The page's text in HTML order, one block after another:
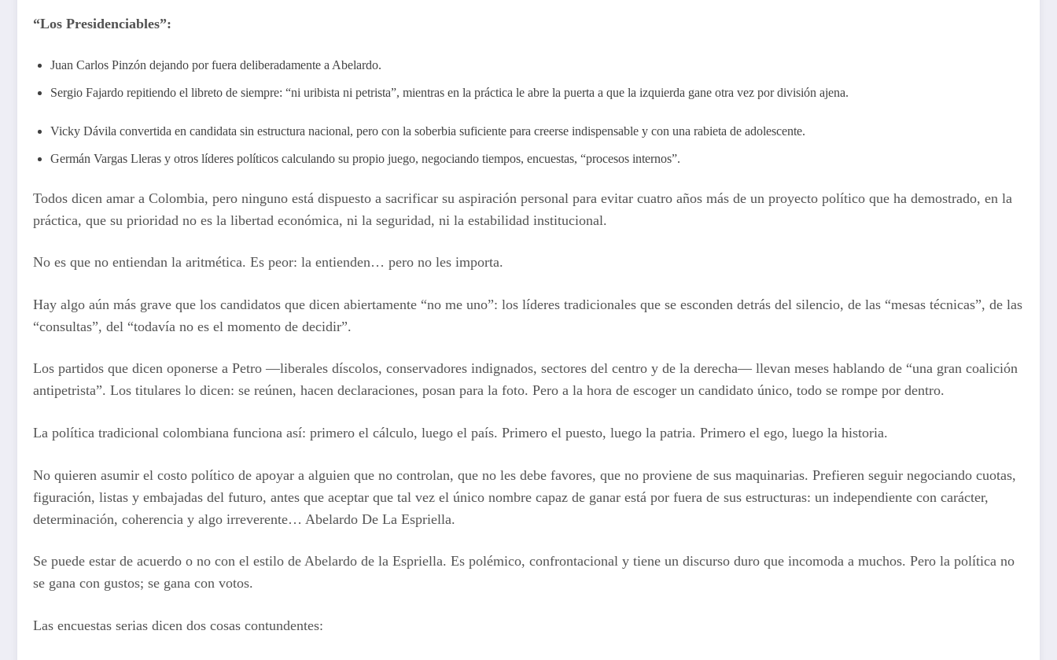
“Los Presidenciables”:
Juan Carlos Pinzón dejando por fuera deliberadamente a Abelardo.
Sergio Fajardo repitiendo el libreto de siempre: “ni uribista ni petrista”, mientras en la práctica le abre la puerta a que la izquierda gane otra vez por división ajena.
Vicky Dávila convertida en candidata sin estructura nacional, pero con la soberbia suficiente para creerse indispensable y con una rabieta de adolescente.
Germán Vargas Lleras y otros líderes políticos calculando su propio juego, negociando tiempos, encuestas, “procesos internos”.
Todos dicen amar a Colombia, pero ninguno está dispuesto a sacrificar su aspiración personal para evitar cuatro años más de un proyecto político que ha demostrado, en la
práctica, que su prioridad no es la libertad económica, ni la seguridad, ni la estabilidad institucional.
No es que no entiendan la aritmética. Es peor: la entienden… pero no les importa.
Hay algo aún más grave que los candidatos que dicen abiertamente “no me uno”: los líderes tradicionales que se esconden detrás del silencio, de las “mesas técnicas”, de las
“consultas”, del “todavía no es el momento de decidir”.
Los partidos que dicen oponerse a Petro —liberales díscolos, conservadores indignados, sectores del centro y de la derecha— llevan meses hablando de “una gran coalición
antipetrista”. Los titulares lo dicen: se reúnen, hacen declaraciones, posan para la foto. Pero a la hora de escoger un candidato único, todo se rompe por dentro.
La política tradicional colombiana funciona así: primero el cálculo, luego el país. Primero el puesto, luego la patria. Primero el ego, luego la historia.
No quieren asumir el costo político de apoyar a alguien que no controlan, que no les debe favores, que no proviene de sus maquinarias. Prefieren seguir negociando cuotas,
figuración, listas y embajadas del futuro, antes que aceptar que tal vez el único nombre capaz de ganar está por fuera de sus estructuras: un independiente con carácter,
determinación, coherencia y algo irreverente… Abelardo De La Espriella.
Se puede estar de acuerdo o no con el estilo de Abelardo de la Espriella. Es polémico, confrontacional y tiene un discurso duro que incomoda a muchos. Pero la política no
se gana con gustos; se gana con votos.
Las encuestas serias dicen dos cosas contundentes: